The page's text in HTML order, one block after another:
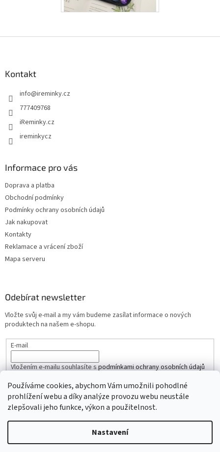
Používáme cookies, abychom Vám umožnili pohodlné
prohlížení webu a díky analýze provozu webu neustále
zlepšovali jeho funkce, výkon a použitelnost.
Nastavení
Kontakt
info@ireminky.cz
777409768
iReminky.cz
ireminkycz
Informace pro vás
Doprava a platba
Obchodní podmínky
Podmínky ochrany osobních údajů
Jak nakupovat
Kontakty
Reklamace a vrácení zboží
Mapa serveru
Odebírat newsletter
Vložte svůj e-mail a my vám budeme zasílat informace o nových
produktech na našem e-shopu.
E-mail
Vložením e-mailu souhlasíte spodmínkami ochrany osobních údajů
PŘIHLÁSIT SE
Vytvořil Shoptet